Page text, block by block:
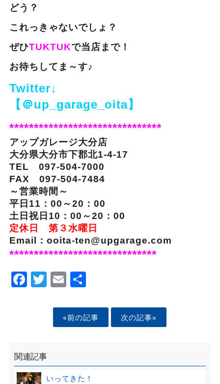
どう？
これっきゃないでしょ？
ぜひTUKTUKで当店まで！
お待ちしてま～す♪
Twitter↓
【＠up_garage_oita】
*******************************
アップガレージ大分店
大分県大分市下郡北1-4-17
TEL 097-504-7000
FAX 097-504-7484
～営業時間～
平日11：00～20：00
土日祝日10：00～20：00
定休日 第３水曜日
Email：ooita-ten@upgarage.com
******************************
Facebook
Twitter
EmailShare
«前の記事 次の記事»
関連記事
いってきた！